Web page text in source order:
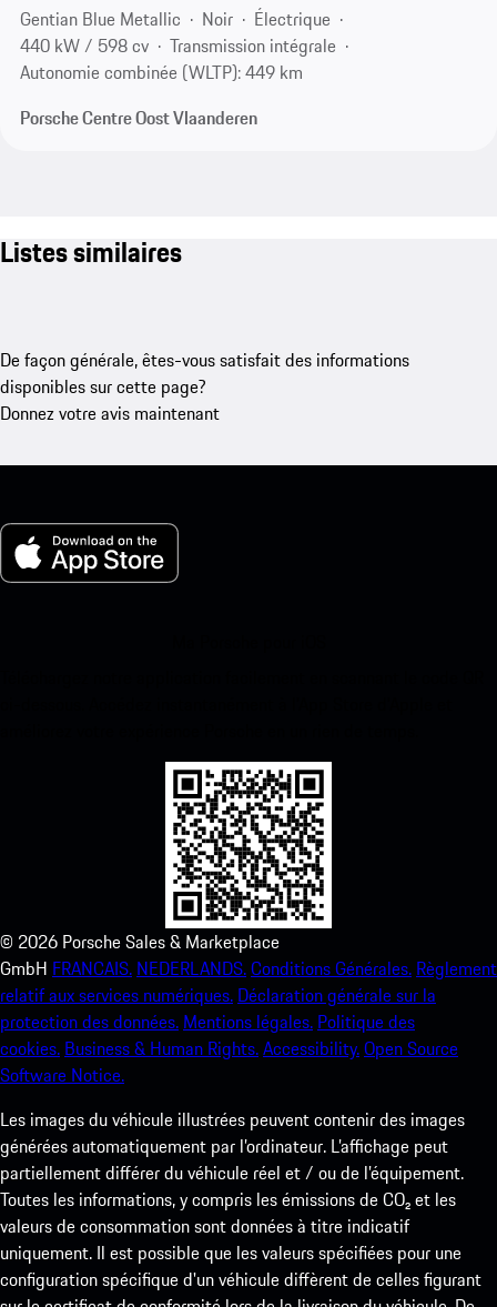
Gentian Blue Metallic
Noir
Électrique
440 kW / 598 cv
Transmission intégrale
Autonomie combinée (WLTP): 449 km
Porsche Centre Oost Vlaanderen
Listes similaires
De façon générale, êtes-vous satisfait des informations
disponibles sur cette page?
Donnez votre avis maintenant
© 2026 Porsche Sales & Marketplace
GmbH FRANCAIS. NEDERLANDS.Conditions Générales. Règlement
relatif aux services numériques. Déclaration générale sur la
protection des données. Mentions légales. Politique des
cookies. Business & Human Rights.Accessibility.Open Source
Software Notice.
Les images du véhicule illustrées peuvent contenir des images
générées automatiquement par l’ordinateur. L’affichage peut
partiellement différer du véhicule réel et / ou de l’équipement.
Toutes les informations, y compris les émissions de CO₂ et les
valeurs de consommation sont données à titre indicatif
uniquement. Il est possible que les valeurs spécifiées pour une
configuration spécifique d'un véhicule diffèrent de celles figurant